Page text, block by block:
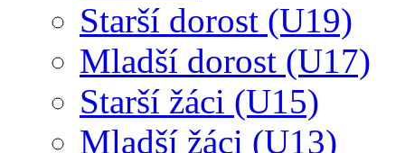
Starší dorost (U19)
Mladší dorost (U17)
Starší žáci (U15)
Mladší žáci (U13)